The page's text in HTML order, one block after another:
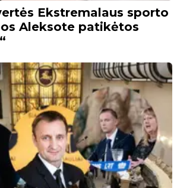
Ekstremalaus sporto
Aleksote patikėtos